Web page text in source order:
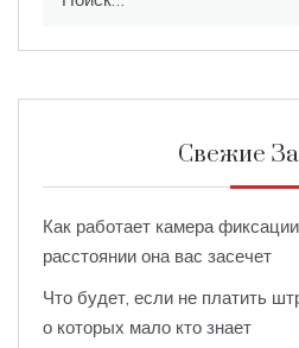
Свежие
Как работает камера
расстоянии она вас засечет
Что будет, если не платить
о которых мало кто знает